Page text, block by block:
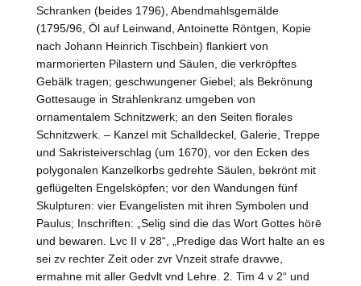
Schranken (beides 1796), Abendmahlsgemälde
(1795/96, Öl auf Leinwand, Antoinette Röntgen, Kopie
nach Johann Heinrich Tischbein) flankiert von
marmorierten Pilastern und Säulen, die verkröpftes
Gebälk tragen; geschwungener Giebel; als Bekrönung
Gottesauge in Strahlenkranz umgeben von
ornamentalem Schnitzwerk; an den Seiten florales
Schnitzwerk. – Kanzel mit Schalldeckel, Galerie, Treppe
und Sakristeiverschlag (um 1670), vor den Ecken des
polygonalen Kanzelkorbs gedrehte Säulen, bekrönt mit
geflügelten Engelsköpfen; vor den Wandungen fünf
Skulpturen: vier Evangelisten mit ihren Symbolen und
Paulus; Inschriften: „Selig sind die das Wort Gottes hörē
und bewaren. Lvc II v 28“, „Predige das Wort halte an es
sei zv rechter Zeit oder zvr Vnzeit strafe dravwe,
ermahne mit aller Gedvlt vnd Lehre. 2. Tim 4 v 2“ und